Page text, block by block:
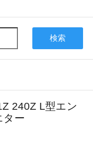
検索
240Z L型エン
ター